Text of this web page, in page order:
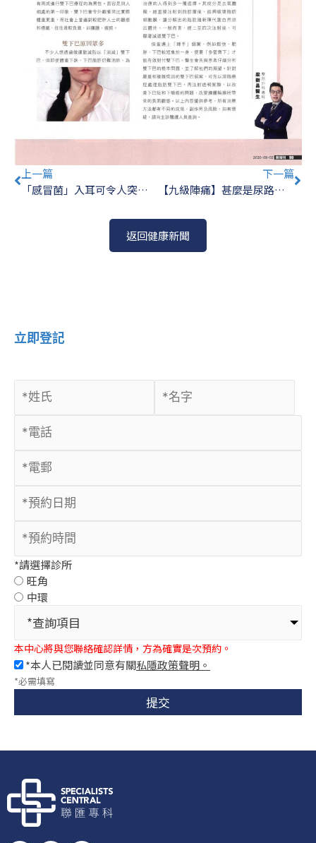
Prev
上一篇
「感冒菌」入耳可令人突然失聰
下一篇
【九級陣痛】甚麼是尿路結石？泌尿外科醫生教你如何預防腎結石
返回健康新聞
立即登記
*請選擇診所
旺角
中環
*查詢項目
本中心將與您聯絡確認詳情，方為確實是次預約。
*本人已閱讀並同意有關私隱政策聲明。
*必需填寫
提交